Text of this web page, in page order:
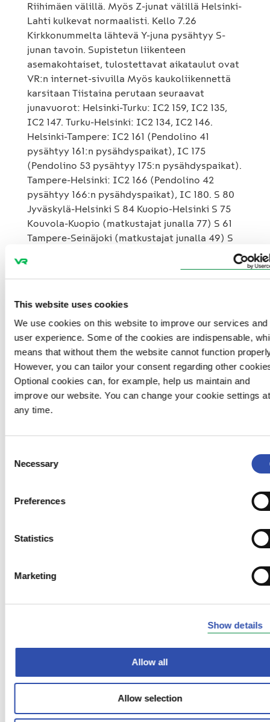
This website uses cookies
We use cookies on this website to improve our services and
user experience. Some of the cookies are indispensable,
means that without them the website cannot function
However, you can tailor your consent regarding other
Optional cookies can, for example, help us maintain and
improve our website. You can change your cookie settings at
any time.
Selection
Necessary
Preferences
Statistics
Marketing
Show details
Allow all
Allow selection
Riihimäen välillä. Myös Z-junat välillä Helsinki-
Lahti kulkevat normaalisti. Kello 7.26
Kirkkonummelta lähtevä Y-juna pysähtyy S-
junan tavoin. Supistetun liikenteen
asemakohtaiset, tulostettavat aikataulut ovat
VR:n internet-sivuilla Myös kaukoliikennettä
karsitaan Tiistaina perutaan seuraavat
junavuorot: Helsinki-Turku: IC2 159, IC2 135,
IC2 147. Turku-Helsinki: IC2 134, IC2 146.
Helsinki-Tampere: IC2 161 (Pendolino 41
pysähtyy 161:n pysähdyspaikat), IC 175
(Pendolino 53 pysähtyy 175:n pysähdyspaikat).
Tampere-Helsinki: IC2 166 (Pendolino 42
pysähtyy 166:n pysähdyspaikat), IC 180. S 80
Jyväskylä-Helsinki S 84 Kuopio-Helsinki S 75
Kouvola-Kuopio (matkustajat junalla 77) S 61
Tampere-Seinäjoki (matkustajat junalla 49) S
62 Seinäjoki-Helsinki (matkustajat junalla 54)
IC2 111 Helsinki-Kouvola (matkustajat junilla 11
ja 79) Muut aikataulun mukaiset junat ajetaan,
ovat mahdollisia. Kalustomuutosten vuoksi
kaukojunissa kelpaavat toistaiseksi kaikki
kaukoliikenteen liput junatyypistä riippumatta.
Suurimmille asemille on hälytetty lisäväkeä
liikennetilanteen vuoksi, ja asemien
aukioloaikoja on pidennetty. Etelä-Suomen
asemilla pyritään jatkamaan myös
ravintoloiden aukioloaikoja. VR tiedottaa